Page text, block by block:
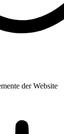
der Website